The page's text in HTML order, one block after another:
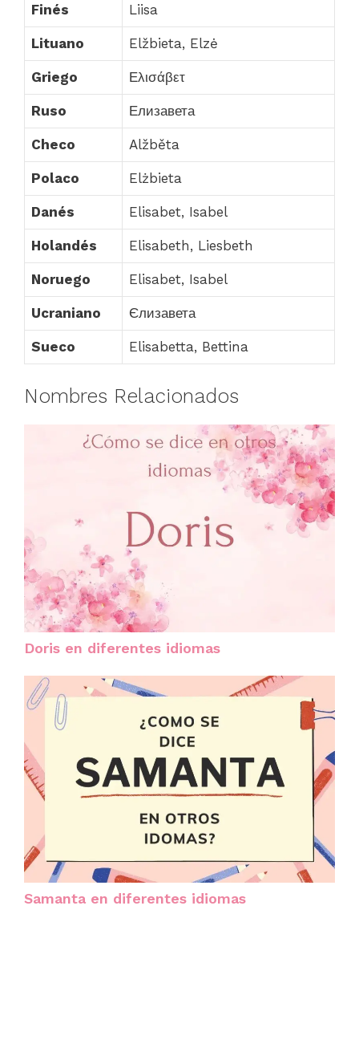
Finés Liisa
Lituano Elžbieta, Elzė
Griego Ελισάβετ
Ruso Елизавета
Checo Alžběta
Polaco Elżbieta
Danés Elisabet, Isabel
Holandés Elisabeth, Liesbeth
Noruego Elisabet, Isabel
Ucraniano Єлизавета
Sueco Elisabetta, Bettina
Nombres Relacionados
Doris en diferentes idiomas
Samanta en diferentes idiomas